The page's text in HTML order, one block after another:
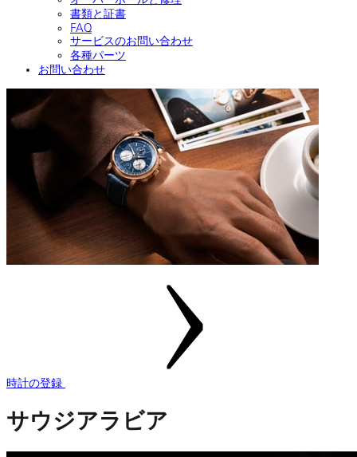
書類と証書
FAQ
サービスのお問い合わせ
各種パーツ
お問い合わせ
時計の登録
サウジアラビア